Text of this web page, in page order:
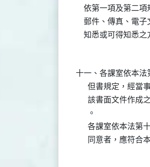
依第一項及第二
郵件、傳真、電
十一、各課室依本法
但書規定，經
該書面文件作
      。
各課室依本法